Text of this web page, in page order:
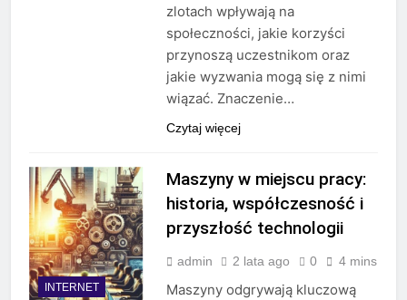
zlotach wpływają na
społeczności, jakie korzyści
przynoszą uczestnikom oraz
jakie wyzwania mogą się z nimi
wiązać. Znaczenie…
Czytaj więcej
INTERNET
Maszyny w miejscu pracy:
historia, współczesność i
przyszłość technologii
admin 2 lata ago 0 4 mins
Maszyny odgrywają kluczową